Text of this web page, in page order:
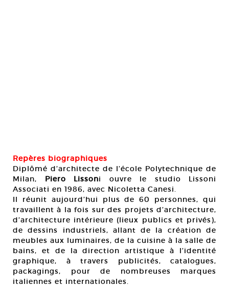
Repères biographiques
Diplômé d’architecte de l’école Polytechnique de
Milan, Piero Lissoni ouvre le studio Lissoni
Associati en 1986, avec Nicoletta Canesi.
Il réunit aujourd’hui plus de 60 personnes, qui
travaillent à la fois sur des projets d’architecture,
d’architecture intérieure (lieux publics et privés),
de dessins industriels, allant de la création de
meubles aux luminaires, de la cuisine à la salle de
bains, et de la direction artistique à l’identité
graphique, à travers publicités, catalogues,
packagings, pour de nombreuses marques
italiennes et internationales.